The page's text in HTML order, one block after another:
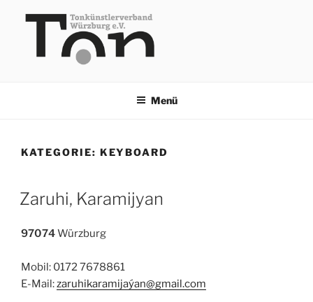
Inhalt
Menü
KATEGORIE: KEYBOARD
Zaruhi, Karamijyan
97074Würzburg
Mobil: 0172 7678861
E-Mail:zaruhikaramijaýan@gmail.com